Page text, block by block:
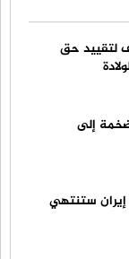
لتقييد حق
إلى
ستنتهي